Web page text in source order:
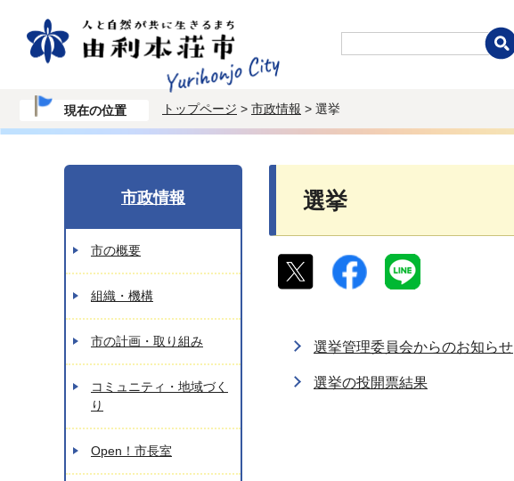
現在の位置 トップページ > 市政情報 > 選挙
選挙
選挙管理委員会からのお知らせ
選挙の投開票結果
市政情報
市の概要
組織・機構
市の計画・取り組み
コミュニティ・地域づく
り
Open！市長室